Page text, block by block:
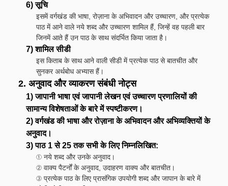
6) सूचि
इसमें वर्गखंड की भाषा, रोज़ाना के अभिवादन और उच्चारण, और प्रत्येक
पाठ में आने वाले नये शब्द और उच्चारण शामिल हैं, जिन्हें वह पहली बार
जिनमें आते हैं उन पाठ के साथ संदर्भित किया जाता है।
7) शामिल सीडी
इस किताब के साथ आने वाली सीडी में प्रत्येक पाठ से बातचीत और
सुनकर अर्थबोध अभ्यास हैं।
2. अनुवाद और व्याकरण संबंधी नोट्स
1) जापानी भाषा एवं जापानी लेखन एवं उच्चारण प्रणालियों की
सामान्य विशेषताओं के बारे में स्पष्टीकरण।
2) वर्गखंड की भाषा और रोज़ाना के अभिवादन और अभिव्यक्तियों के
अनुवाद।
3) पाठ 1 से 25 तक सभी के लिए निम्नलिखित:
① नये शब्द और उनके अनुवाद।
② वाक्य पैटर्नों के अनुवाद, उदाहरण वाक्य और बातचीत।
③ प्रत्येक पाठ के लिए प्रासंगिक उपयोगी शब्द और जापान के बारे में